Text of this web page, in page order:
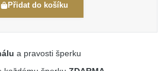
Přidat do košíku
a pravosti šperku